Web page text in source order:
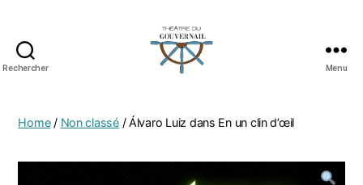
Rechercher Menu
Home/ Non classé/ Álvaro Luiz dans En un clin d’œil